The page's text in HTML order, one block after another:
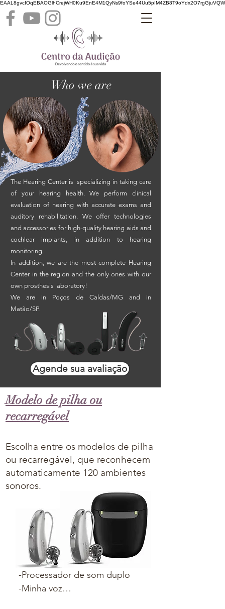
Who we are
The Hearing Center is specializing in taking care
of your hearing health. We perform clinical
evaluation of hearing with accurate exams and
auditory rehabilitation. We offer technologies
and accessories for high-quality hearing aids and
cochlear implants, in addition to hearing
monitoring.
In addition, we are the most complete Hearing
Center in the region and the only ones with our
own prosthesis laboratory!
We are in Poços de Caldas/MG and in
Matão/SP.
Agende sua avaliação
Modelo de pilha ou
recarregável
Escolha entre os modelos de pilha
ou recarregável, que reconhecem
automaticamente 120 ambientes
sonoros.
-Processador de som duplo
-Minha voz